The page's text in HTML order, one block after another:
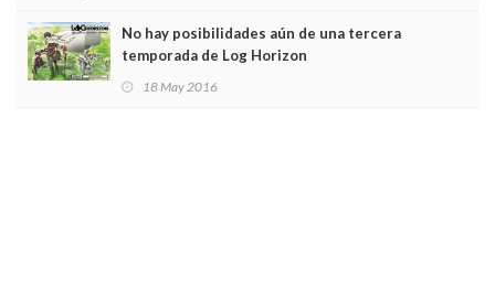
No hay posibilidades aún de una tercera
temporada de Log Horizon
18 May 2016